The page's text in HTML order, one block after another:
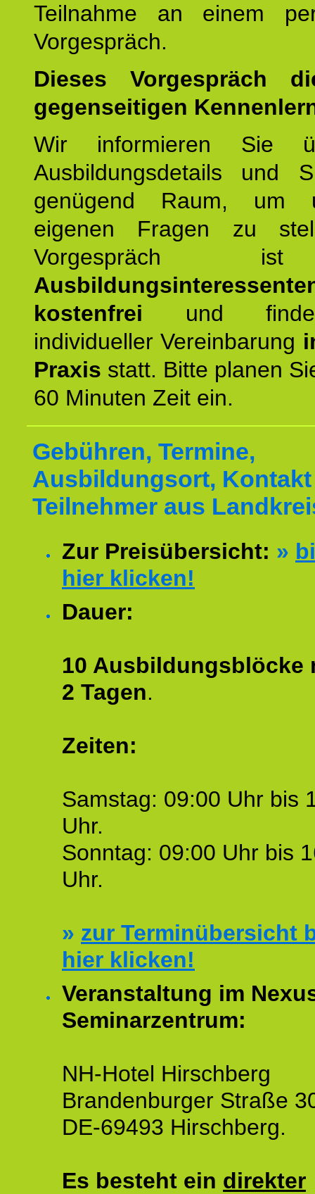
Teilnahme an einem
Vorgespräch.
Dieses Vorgespräch
gegenseitigen
Wir informieren Sie
Ausbildungsdetails und
genügend Raum, um
eigenen Fragen zu
kostenfrei und
individueller Vereinbarung
Praxis statt. Bitte planen
60 Minuten Zeit ein.
Gebühren, Termine,
Ausbildungsort,
Teilnehmer aus
Zur Preisübersicht: »
hier klicken!
Dauer:
10 Ausbildungsblöcke
2 Tagen.
Zeiten:
Samstag: 09:00 Uhr bis
Uhr.
Sonntag: 09:00 Uhr bis
Uhr.
» zur Terminübersicht
hier klicken!
Veranstaltung im
Seminarzentrum:
NH-Hotel Hirschberg
Brandenburger Straße
DE-69493 Hirschberg.
Es besteht ein direkter